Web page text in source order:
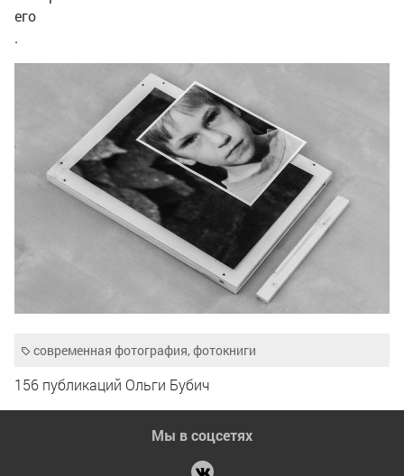
его
.
современная фотография, фотокниги
156 публикаций Ольги Бубич
Мы в соцсетях